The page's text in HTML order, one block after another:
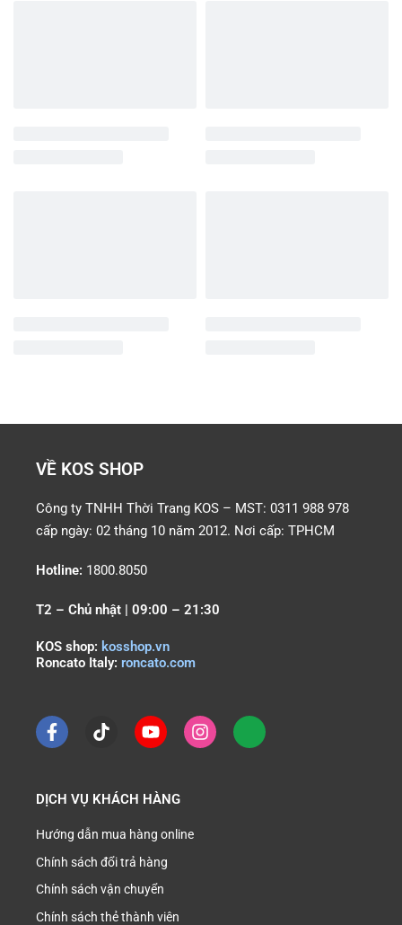
VỀ KOS SHOP
Công ty TNHH Thời Trang KOS – MST: 0311 988 978
cấp ngày: 02 tháng 10 năm 2012. Nơi cấp: TPHCM
Hotline: 1800.8050
T2 – Chủ nhật | 09:00 – 21:30
KOS shop: kosshop.vn
Roncato Italy: roncato.com
DỊCH VỤ KHÁCH HÀNG
Hướng dẫn mua hàng online
Chính sách đổi trả hàng
Chính sách vận chuyển
Chính sách thẻ thành viên